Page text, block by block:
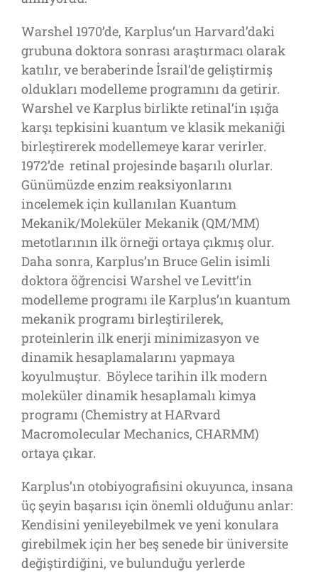
Warshel 1970’de, Karplus’un Harvard’daki
grubuna doktora sonrası araştırmacı olarak
katılır, ve beraberinde İsrail’de geliştirmiş
oldukları modelleme programını da getirir.
Warshel ve Karplus birlikte retinal’in ışığa
karşı tepkisini kuantum ve klasik mekaniği
birleştirerek modellemeye karar verirler.
1972’de retinal projesinde başarılı olurlar.
Günümüzde enzim reaksiyonlarını
incelemek için kullanılan Kuantum
Mekanik/Moleküler Mekanik (QM/MM)
metotlarının ilk örneği ortaya çıkmış olur.
Daha sonra, Karplus’ın Bruce Gelin isimli
doktora öğrencisi Warshel ve Levitt’in
modelleme programı ile Karplus’ın kuantum
mekanik programı birleştirilerek,
proteinlerin ilk enerji minimizasyon ve
dinamik hesaplamalarını yapmaya
koyulmuştur. Böylece tarihin ilk modern
moleküler dinamik hesaplamalı kimya
programı (Chemistry at HARvard
Macromolecular Mechanics, CHARMM)
ortaya çıkar.
Karplus’ın otobiyografisini okuyunca, insana
üç şeyin başarısı için önemli olduğunu anlar:
Kendisini yenileyebilmek ve yeni konulara
girebilmek için her beş senede bir üniversite
değiştirdiğini, ve bulunduğu yerlerde